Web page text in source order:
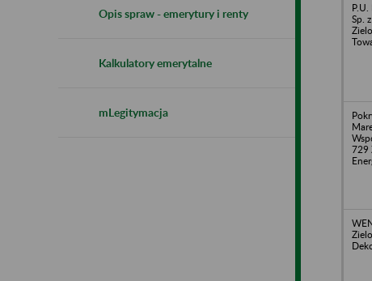
Opis spraw - emerytury i renty
Kalkulatory emerytalne
mLegitymacja
P.U.
Sp.
729